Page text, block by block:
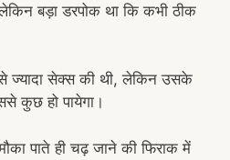
बड़ा डरपोक था कि कभी ठीक
ज्यादा सेक्स की थी, लेकिन उसके
कुछ हो पायेगा।
पाते ही चढ़ जाने की फिराक में